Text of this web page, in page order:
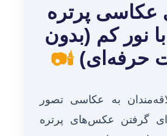
عکاسی پرتره
نور کم (بدون
حرفه‌ای)🕯️📷
به عکاسی تصور
گرفتن عکس‌های پرتره